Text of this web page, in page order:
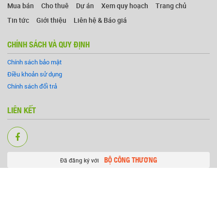
Mua bán Cho thuê Dự án Xem quy hoạch
Trang chủ
Tin tức
Giới thiệu Liên hệ & Báo giá
CHÍNH SÁCH VÀ QUY ĐỊNH
Chính sách bảo mật
Điều khoản sử dụng
Chính sách đổi trả
LIÊN KẾT
Đã đăng ký với BỘ CÔNG THƯƠNG